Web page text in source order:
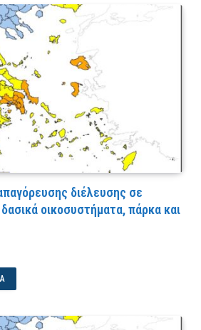
διέλευσης σε
οικοσυστήματα, πάρκα και